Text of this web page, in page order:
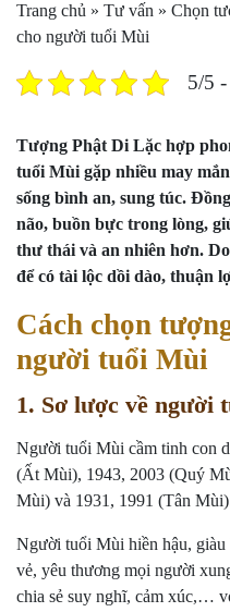
Trang chủ » Tư vấn » Chọn
cho người tuổi Mùi
5/5
Tượng Phật Di Lặc hợp
tuổi Mùi gặp nhiều may
sống bình an, sung túc.
não, buồn bực trong lòng,
thư thái và an nhiên hơn.
để có tài lộc dồi dào, thuận
Cách chọn
người tuổi Mùi
1. Sơ lược về người
Người tuổi Mùi cầm tinh con
(Ất Mùi), 1943, 2003 (Quý
Mùi) và 1931, 1991 (Tân
Người tuổi Mùi hiền hậu, giàu
vẻ, yêu thương mọi người
chia sẻ suy nghĩ, cảm xúc,…